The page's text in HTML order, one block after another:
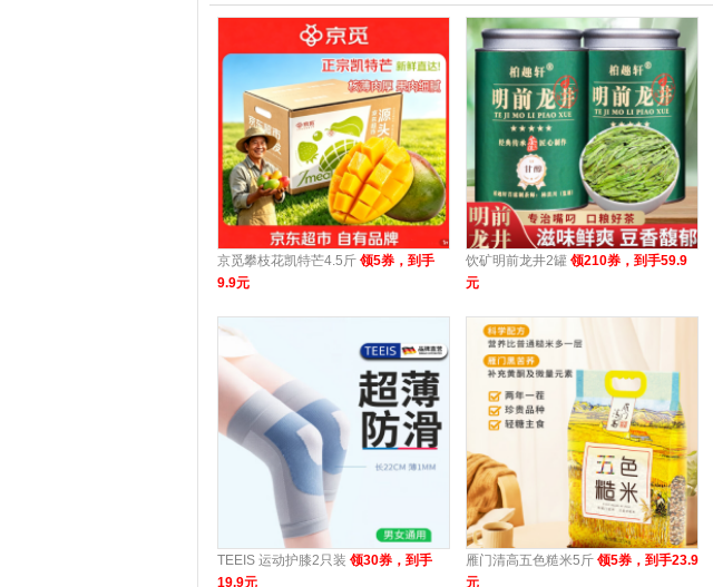
京觅攀枝花凯特芒4.5斤 领5券，到手
9.9元
饮矿明前龙井2罐 领210券，到手59.9
元
TEEIS 运动护膝2只装 领30券，到手
19.9元
雁门清高五色糙米5斤 领5券，到手23.9
元